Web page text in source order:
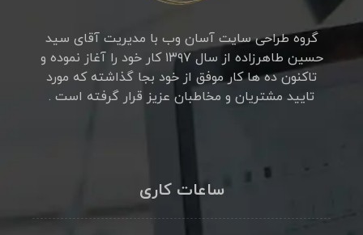
گروه طراحی سایت آسان وب با مدیریت آقای سید
حسین طاهرزاده از سال ۱۳۹۷ کار خود را آغاز نموده و
تاکنون ده ها کار موفق از خود بجا گذاشته که مورد
تایید مشتریان و مخاطبان عزیز قرار گرفته است .
ساعات کاری